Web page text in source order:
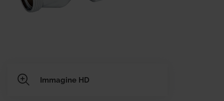
Immagine HD